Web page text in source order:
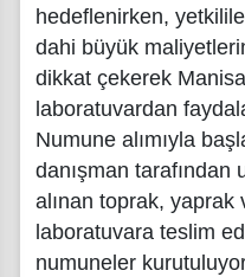
hedeflenirken,
dahi büyük
dikkat çekerek
laboratuvardan
Numune alımıyla
danışman
alınan toprak, yaprak
laboratuvara teslim
numuneler